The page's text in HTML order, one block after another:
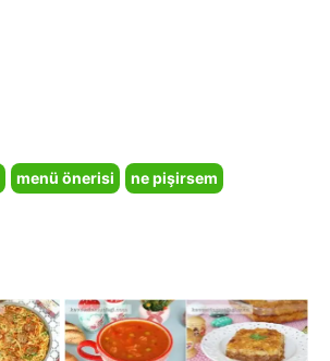
menü önerisi
ne pişirsem